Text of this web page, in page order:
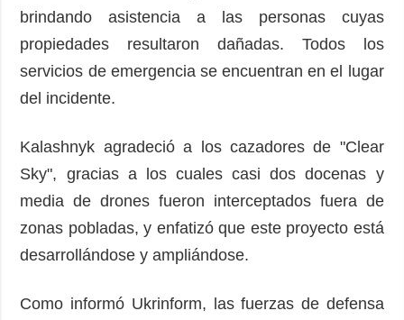
brindando asistencia a las personas cuyas
propiedades resultaron dañadas. Todos los
servicios de emergencia se encuentran en el lugar
del incidente.
Kalashnyk agradeció a los cazadores de "Clear
Sky", gracias a los cuales casi dos docenas y
media de drones fueron interceptados fuera de
zonas pobladas, y enfatizó que este proyecto está
desarrollándose y ampliándose.
Como informó Ukrinform, las fuerzas de defensa